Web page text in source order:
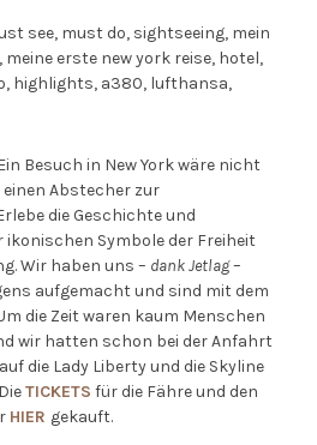
Besuch in New York wäre nicht
Abstecher zur
die Geschichte und
ikonischen Symbole der Freiheit
Wir haben uns – dank Jetlag–
aufgemacht und sind mit dem
die Zeit waren kaum Menschen
wir hatten schon bei der Anfahrt
die Lady Liberty und die Skyline
TICKETS für die Fähre und den
HIER gekauft.